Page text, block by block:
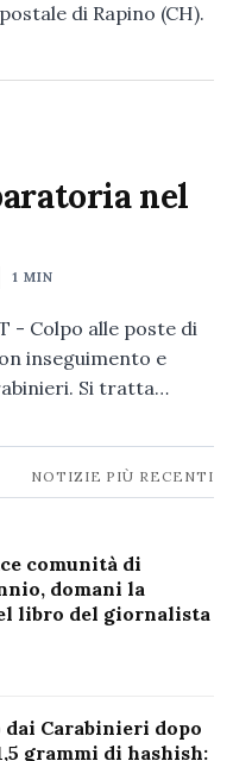
di Rapino (CH).
nel
1 MIN
- Colpo alle poste di
inseguimento e
Si tratta…
NOTIZIE PIÙ RECENTI
comunità di
domani la
libro del giornalista
Carabinieri dopo
grammi di hashish: